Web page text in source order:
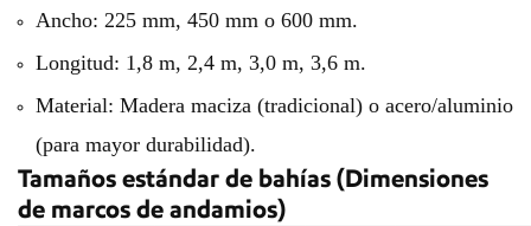
Ancho: 225 mm, 450 mm o 600 mm.
Longitud: 1,8 m, 2,4 m, 3,0 m, 3,6 m.
Material: Madera maciza (tradicional) o acero/aluminio
(para mayor durabilidad).
Tamaños estándar de bahías (Dimensiones
de marcos de andamios)